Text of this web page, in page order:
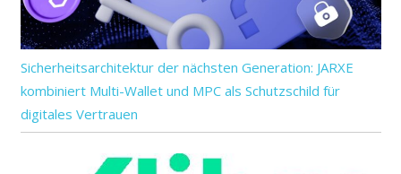
Sicherheitsarchitektur der nächsten Generation: JARXE
kombiniert Multi-Wallet und MPC als Schutzschild für
digitales Vertrauen